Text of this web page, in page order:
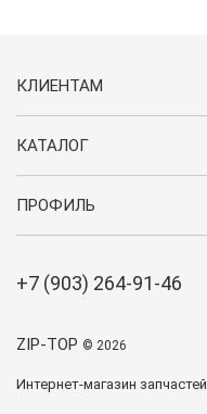
ZIP-TOP © 2026
Интернет-магазин
КЛИЕНТАМ
КАТАЛОГ
ПРОФИЛЬ
+7 (903) 264-91-46